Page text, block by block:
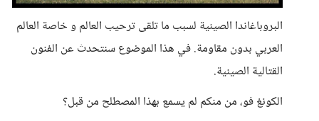
البروباغاندا الصينية لسبب ما تلقى ترحيب العالم و خاصة العالم
العربي بدون مقاومة. في هذا الموضوع سنتحدث عن الفنون
القتالية الصينية.
الكونغ فو، من منكم لم يسمع بهذا المصطلح من قبل؟